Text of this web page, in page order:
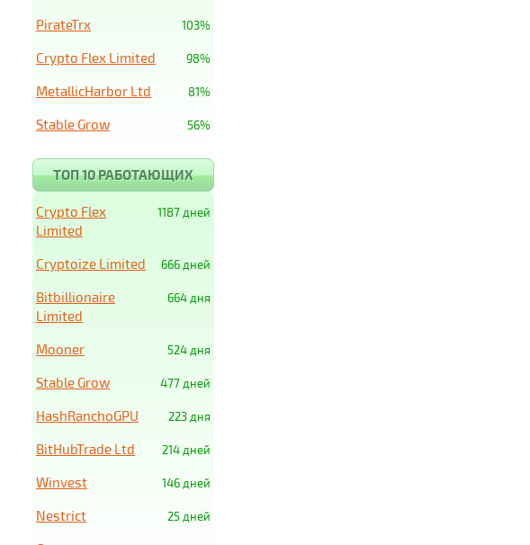
103%
PirateTrx
98%
Crypto Flex Limited
81%
MetallicHarbor Ltd
56%
Stable Grow
ТОП 10 РАБОТАЮЩИХ
1187 дней
Crypto Flex
Limited
666 дней
Cryptoize Limited
664 дня
Bitbillionaire
Limited
524 дня
Mooner
477 дней
Stable Grow
223 дня
HashRanchoGPU
214 дней
BitHubTrade Ltd
146 дней
Winvest
25 дней
Nestrict